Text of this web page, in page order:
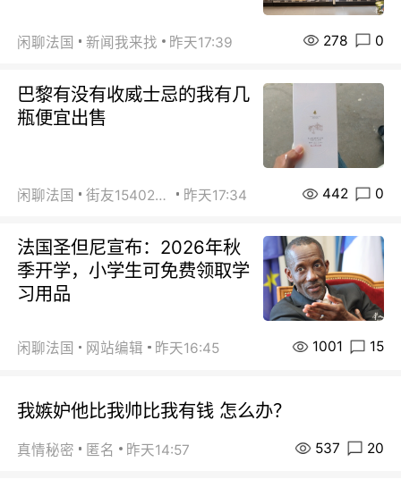
闲聊法国 新闻我来找 昨天17:39 278 0
巴黎有没有收威士忌的我有几
瓶便宜出售
闲聊法国 街友15402223 昨天17:34 442 0
法国圣但尼宣布：2026年秋
季开学，小学生可免费领取学
习用品
闲聊法国 网站编辑 昨天16:45 1001 15
我嫉妒他比我帅比我有钱 怎么办？
真情秘密 匿名 昨天14:57 537 20